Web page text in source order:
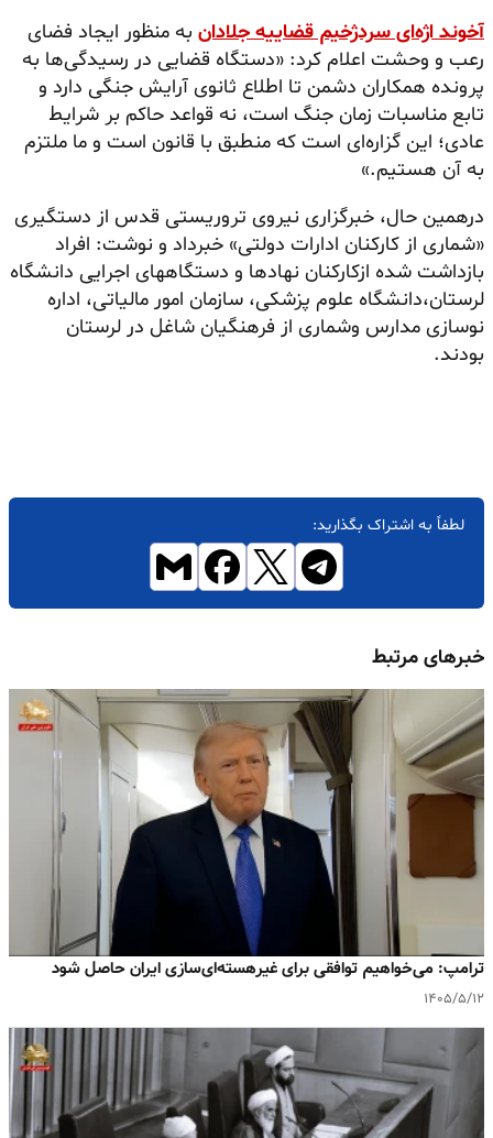
آخوند اژه‌ای سردژخیم قضاییه جلادان به منظور ایجاد فضای
رعب و وحشت اعلام کرد: «دستگاه قضایی در رسیدگی‌ها به
پرونده همکاران دشمن تا اطلاع ثانوی آرایش جنگی دارد و
تابع مناسبات زمان جنگ است، نه قواعد حاکم بر شرایط
عادی؛ این گزاره‌ای است که منطبق با قانون است و ما ملتزم
به آن هستیم.»
درهمین حال، خبرگزاری نیروی تروریستی قدس از دستگیری
«شماری از کارکنان ادارات دولتی» خبرداد و نوشت: افراد
بازداشت شده ازکارکنان نهادها و دستگاههای اجرایی دانشگاه
لرستان،دانشگاه علوم پزشکی، سازمان امور مالیاتی، اداره
نوسازی مدارس وشماری از فرهنگیان شاغل در لرستان
بودند.
لطفاً به اشتراک بگذارید:
خبرهای مرتبط
ترامپ: می‌خواهیم توافقی برای غیرهسته‌ای‌سازی ایران حاصل شود
۱۴۰۵/۵/۱۲